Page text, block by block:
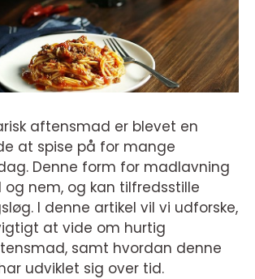
aftensmad er blevet en
at spise på for mange
Denne form for madlavning
og nem, og kan tilfredsstille
I denne artikel vil vi udforske,
at vide om hurtig
samt hvordan denne
udviklet sig over tid.